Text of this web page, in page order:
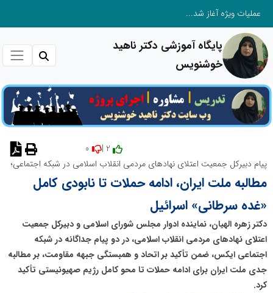
عملیات ویژه آغاز شد...
پایگاه آموزشی دکتر ناهید
خوشنویس
پیام دبیرکل جمعیت اعتلای نهادهای مردمی انقلاب اسلامی در شبکه اجتماعی؛
مطالبه ملت ایران، ادامه حملات تا نابودی کامل
«غده سرطانی» اسرائیل
دکتر زهره الهیان، نماینده ادوار مجلس شورای اسلامی و دبیرکل جمعیت
اعتلای نهادهای مردمی انقلاب اسلامی، در دو پیام جداگانه در شبکه
اجتماعی ایکس، ضمن تأکید بر اتحاد و همبستگی جبهه مقاومت، بر مطالبه
جدی ملت ایران برای ادامه حملات تا محو کامل رژیم صهیونیستی تأکید
کرد.